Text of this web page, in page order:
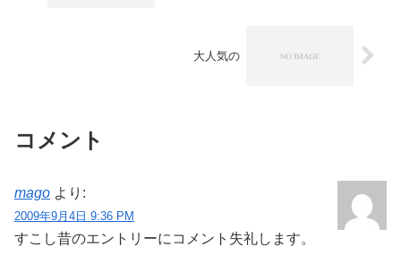
大人気の
コメント
mago より:
2009年9月4日 9:36 PM
すこし昔のエントリーにコメント失礼します。